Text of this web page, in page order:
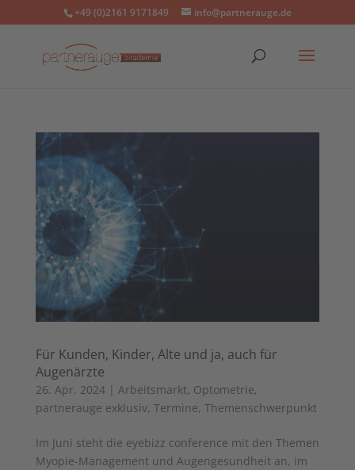
+49 (0)2161 9171849 info@partnerauge.de
Für Kunden, Kinder, Alte und ja, auch für
Augenärzte
26. Apr. 2024| Arbeitsmarkt, Optometrie,
partnerauge exklusiv, Termine, Themenschwerpunkt
Im Juni steht die eyebizz conference mit den Themen
Myopie-Management und Augengesundheit an, im